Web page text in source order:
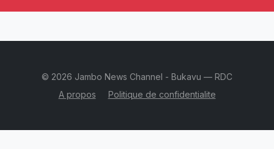
© 2026 Jambo News Channel - Bukavu — RDC
A propos
Politique de confidentialite